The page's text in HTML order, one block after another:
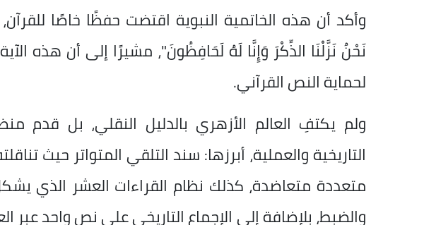
وأكد أن هذه الخاتمية النبوية اقتضت حفظًا خاصًا
نَحْنُ نَزَّلْنَا الذِّكْرَ وَإِنَّا لَهُ لَحَافِظُونَ"، مشيرًا إلى أن هذه
لحماية النص القرآني.
ولم يكتفِ العالم الأزهري بالدليل النقلي، بل قدم
التاريخية والعملية، أبرزها: سند التلقي المتواتر حيث
متعددة متعاضدة، كذلك نظام القراءات العشر الذي
والضبط، بلإضافة إلى الإجماع التاريخي على نص واحد